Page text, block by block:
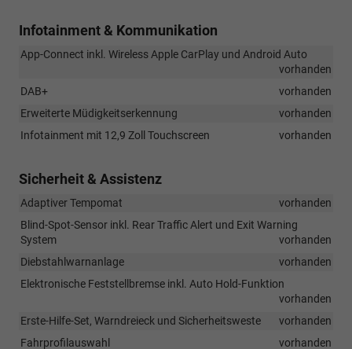
Infotainment & Kommunikation
App-Connect inkl. Wireless Apple CarPlay und Android Auto
vorhanden
DAB+
vorhanden
Erweiterte Müdigkeitserkennung
vorhanden
Infotainment mit 12,9 Zoll Touchscreen
vorhanden
Sicherheit & Assistenz
Adaptiver Tempomat
vorhanden
Blind-Spot-Sensor inkl. Rear Traffic Alert und Exit Warning
System
vorhanden
Diebstahlwarnanlage
vorhanden
Elektronische Feststellbremse inkl. Auto Hold-Funktion
vorhanden
Erste-Hilfe-Set, Warndreieck und Sicherheitsweste
vorhanden
Fahrprofilauswahl
vorhanden